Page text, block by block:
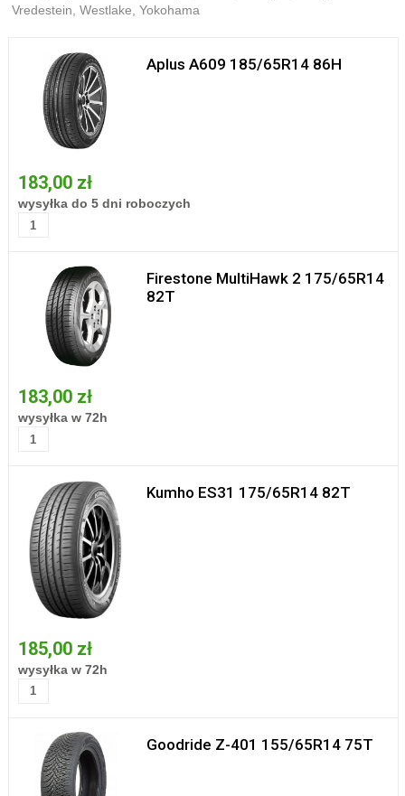
Vredestein ,Westlake ,Yokohama
Aplus A609 185/65R14 86H
183,00 zł
wysyłka do 5 dni roboczych
Firestone MultiHawk 2 175/65R14
82T
183,00 zł
wysyłka w 72h
Kumho ES31 175/65R14 82T
185,00 zł
wysyłka w 72h
Goodride Z-401 155/65R14 75T